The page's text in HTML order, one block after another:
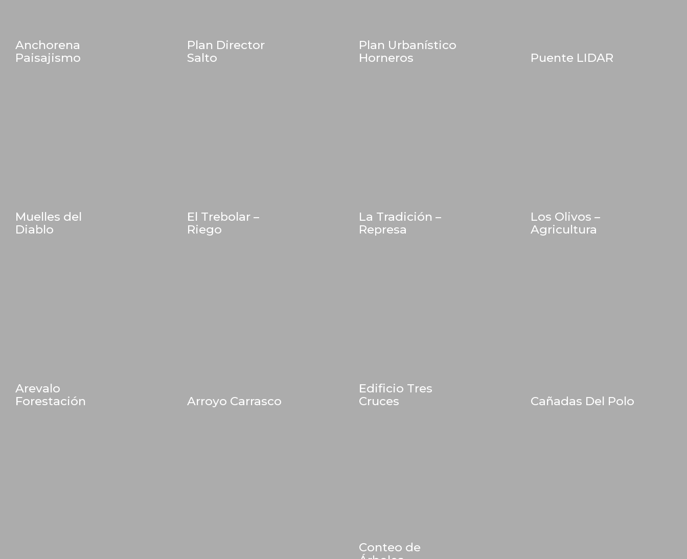
Anchorena
Paisajismo
Plan Director
Salto
Plan Urbanístico
Horneros
Puente LIDAR
Muelles del
Diablo
El Trebolar –
Riego
La Tradición –
Represa
Los Olivos –
Agricultura
Arevalo
Forestación
Arroyo Carrasco
Edificio Tres
Cruces
Cañadas Del Polo
Conteo de